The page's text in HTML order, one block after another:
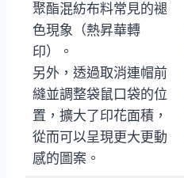
聚酯混紡布料常見的褪
色現象（熱昇華轉
印）。
另外，透過取消連帽前
縫並調整袋鼠口袋的位
置，擴大了印花面積，
從而可以呈現更大更動
感的圖案。